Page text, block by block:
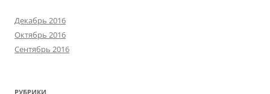
Декабрь 2016
Октябрь 2016
Сентябрь 2016
РУБРИКИ